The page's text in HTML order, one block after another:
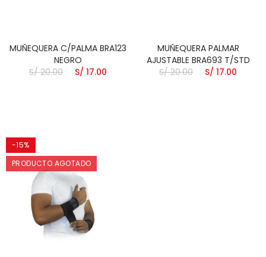
MUÑEQUERA C/PALMA BRA123
NEGRO
S/ 20.00
S/ 17.00
MUÑEQUERA PALMAR
AJUSTABLE BRA693 T/STD
S/ 20.00
S/ 17.00
-15%
PRODUCTO AGOTADO